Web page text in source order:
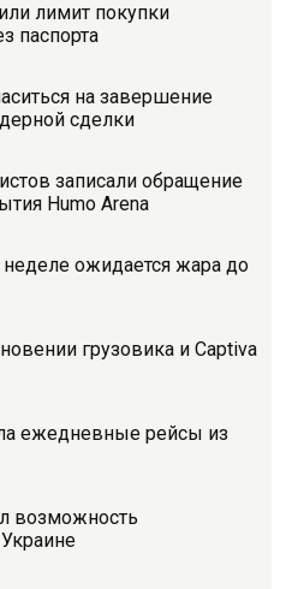
лимит покупки
паспорта
на завершение
сделки
записали обращение
Humo Arena
неделе ожидается жара до
грузовика и Captiva
ежедневные рейсы из
возможность